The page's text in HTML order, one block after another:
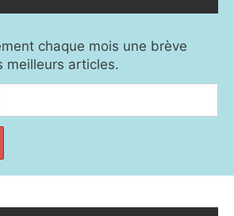
chaque mois une brève
meilleurs articles.